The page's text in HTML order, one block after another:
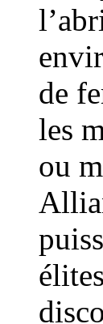
de
les
ou